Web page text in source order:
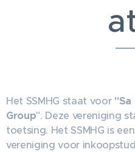
Het SSMHG staat voor "Sa
Group". Deze vereniging
toetsing. Het SSMHG is
vereniging voor